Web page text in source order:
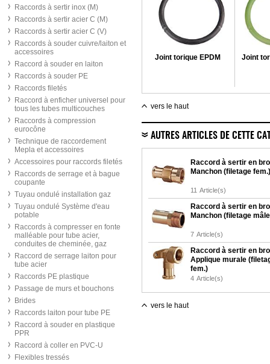
Raccords à sertir inox (M)
Raccords à sertir acier C (M)
Raccords à sertir acier C (V)
Raccords à souder cuivre/laiton et
accessoires
Raccord à souder en laiton
Raccords à souder PE
Raccords filetés
Raccord à enficher universel pour
tous les tubes multicouches
Raccords à compression
eurocône
Technique de raccordement
Mepla et accessoires
Accessoires pour raccords filetés
Raccords de serrage et à bague
coupante
Tuyau ondulé installation gaz
Tuyau ondulé Système d'eau
potable
Raccords à compresser en fonte
malléable pour tube acier,
conduites de cheminée, gaz
Raccord de serrage laiton pour
tube acier
Raccords PE plastique
Passage de murs et bouchons
Brides
Raccords laiton pour tube PE
Raccord à souder en plastique
PPR
Raccord à coller en PVC-U
Flexibles tressés
Joint torique EPDM Joint
vers le haut
AUTRES ARTICLES DE CETTE
Raccord à sertir en
Manchon (filetage fem.)
11 Article(s)
Raccord à sertir en
Manchon (filetage
7 Article(s)
Raccord à sertir en
Applique murale
fem.)
4 Article(s)
vers le haut